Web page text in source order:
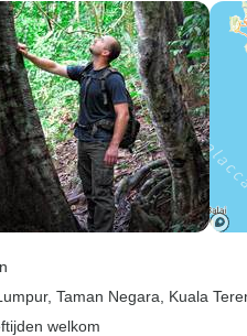
, Taman Negara , Kuala
welkom